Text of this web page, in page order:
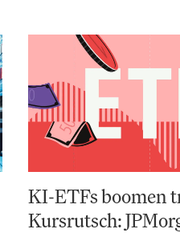
KI-ETFs boomen
Kursrutsch: